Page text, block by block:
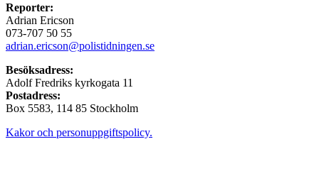
Reporter:
Adrian Ericson
073-707 50 55
adrian.ericson@polistidningen.se
Besöksadress:
Adolf Fredriks kyrkogata 11
Postadress:
Box 5583, 114 85 Stockholm
Kakor och personuppgiftspolicy.